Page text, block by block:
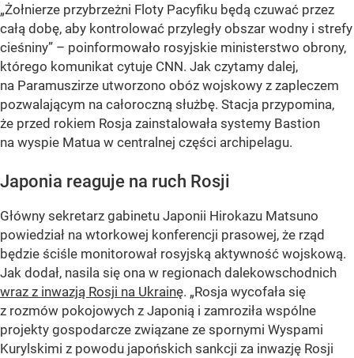
„Żołnierze przybrzeżni Floty Pacyfiku będą czuwać przez
całą dobę, aby kontrolować przyległy obszar wodny i strefy
cieśniny” – poinformowało rosyjskie ministerstwo obrony,
którego komunikat cytuje CNN. Jak czytamy dalej,
na Paramuszirze utworzono obóz wojskowy z zapleczem
pozwalającym na całoroczną służbę. Stacja przypomina,
że przed rokiem Rosja zainstalowała systemy Bastion
na wyspie Matua w centralnej części archipelagu.
Japonia reaguje na ruch Rosji
Główny sekretarz gabinetu Japonii Hirokazu Matsuno
powiedział na wtorkowej konferencji prasowej, że rząd
będzie ściśle monitorował rosyjską aktywność wojskową.
Jak dodał, nasila się ona w regionach dalekowschodnich
wraz z inwazją Rosji na Ukrainę. „Rosja wycofała się
z rozmów pokojowych z Japonią i zamroziła wspólne
projekty gospodarcze związane ze spornymi Wyspami
Kurylskimi z powodu japońskich sankcji za inwazję Rosji